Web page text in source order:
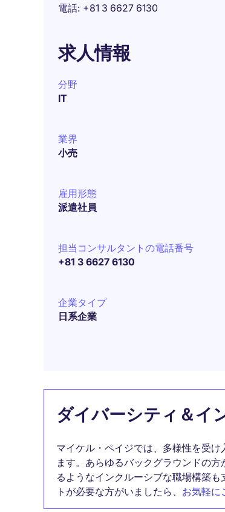
電話 +81 3 6627 6130
求人情報
分野
IT
業界
小売
雇用形態
派遣社員
担当コンサルタントの電話番号
+81 3 6627 6130
企業タイプ
日系企業
ダイバーシティ＆イ
マイケル・ペイジでは、多様性を受
ます。あらゆるバックグラウンドの
るようなインクルーシブな職場構築
トが必要な方がいましたら、 お気軽に